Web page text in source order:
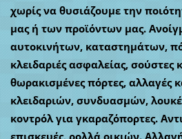
χωρίς να θυσιάζουμε την
μας ή των προϊόντων μας.
αυτοκινήτων, καταστημάτων,
κλειδαριές ασφαλείας, σούστες
θωρακισμένες πόρτες, αλλαγές
κλειδαριών, συνδυασμών,
κοντρόλ για γκαραζόπορτες.
επισκευές, ρολλά οικιών.